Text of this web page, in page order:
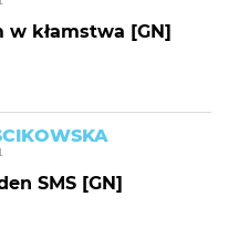
w kłamstwa [GN]
SMS [GN]